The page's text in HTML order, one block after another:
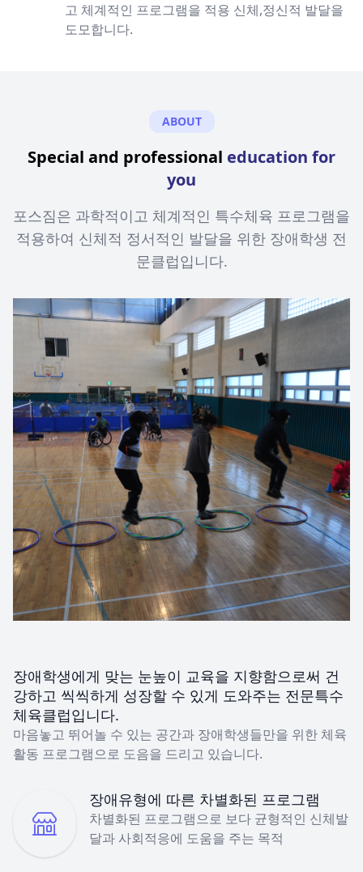
고 체계적인 프로그램을 적용 신체,정신적 발달을
도모합니다.
ABOUT
Special and professional education for
you
포스짐은 과학적이고 체계적인 특수체육 프로그램을
적용하여 신체적 정서적인 발달을 위한 장애학생 전
문클럽입니다.
장애학생에게 맞는 눈높이 교육을 지향함으로써 건
강하고 씩씩하게 성장할 수 있게 도와주는 전문특수
체육클럽입니다.
마음놓고 뛰어놀 수 있는 공간과 장애학생들만을 위한 체육
활동 프로그램으로 도음을 드리고 있습니다.
장애유형에 따른 차별화된 프로그램
차별화된 프로그램으로 보다 균형적인 신체발
달과 사회적응에 도움을 주는 목적